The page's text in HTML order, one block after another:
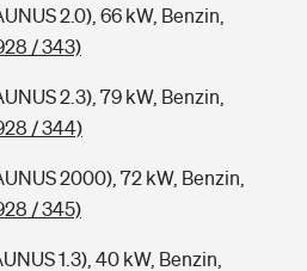
2.0), 66 kW, Benzin,
/ 343)
2.3), 79 kW, Benzin,
/ 344)
2000), 72 kW, Benzin,
/ 345)
1.3), 40 kW, Benzin,